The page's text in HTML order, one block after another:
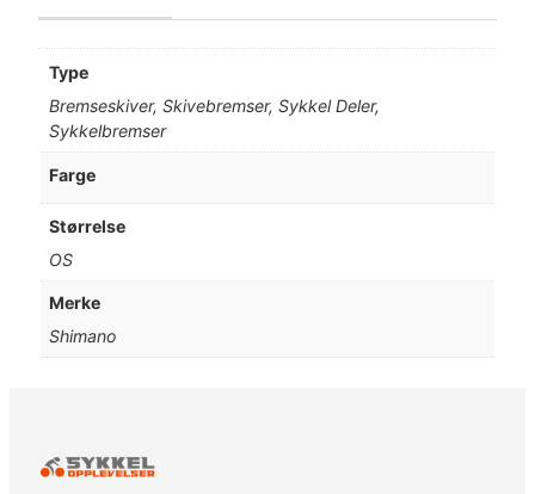
M
s
Type
Bremseskiver, Skivebremser, Sykkel Deler,
Sykkelbremser
Farge
Størrelse
OS
Merke
Shimano